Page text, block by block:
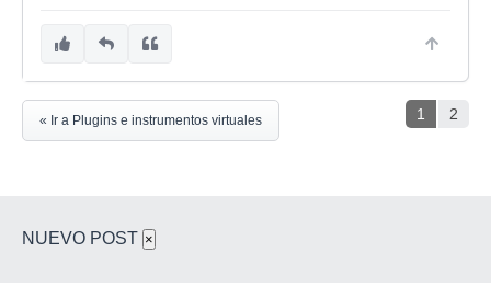
1 2
« Ir a Plugins e instrumentos virtuales
NUEVO POST ×